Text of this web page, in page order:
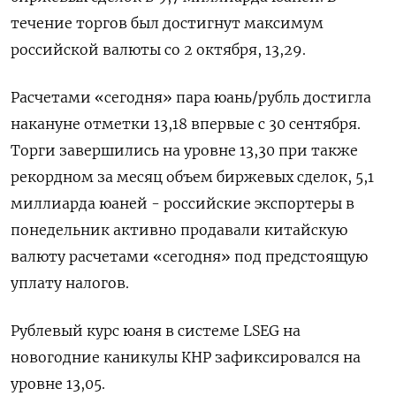
течение торгов был достигнут максимум
российской валюты со 2 октября, 13,29.
Расчетами «сегодня» пара юань/рубль достигла
накануне отметки 13,18 впервые с 30 сентября.
Торги завершились на уровне 13,30 при также
рекордном за месяц объем биржевых сделок, 5,1
миллиарда юаней - российские экспортеры в
понедельник активно продавали китайскую
валюту расчетами «сегодня» под предстоящую
уплату налогов.
Рублевый курс юаня в системе LSEG на
новогодние каникулы КНР зафиксировался на
уровне 13,05.